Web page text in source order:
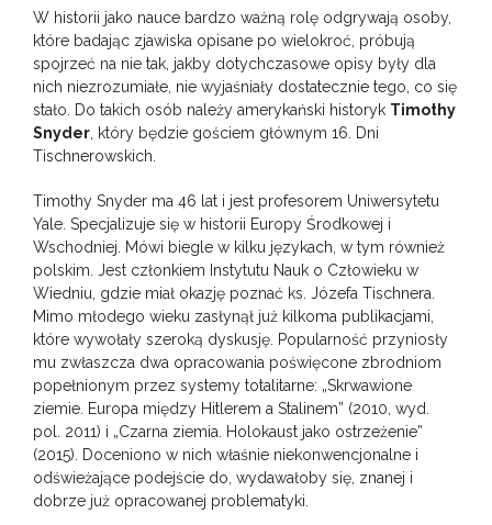
W historii jako nauce bardzo ważną rolę odgrywają osoby,
które badając zjawiska opisane po wielokroć, próbują
spojrzeć na nie tak, jakby dotychczasowe opisy były dla
nich niezrozumiałe, nie wyjaśniały dostatecznie tego, co się
stało. Do takich osób należy amerykański historyk Timothy
Snyder , który będzie gościem głównym 16. Dni
Tischnerowskich.
Timothy Snyder ma 46 lat i jest profesorem Uniwersytetu
Yale. Specjalizuje się w historii Europy Środkowej i
Wschodniej. Mówi biegle w kilku językach, w tym również
polskim. Jest członkiem Instytutu Nauk o Człowieku w
Wiedniu, gdzie miał okazję poznać ks. Józefa Tischnera.
Mimo młodego wieku zasłynął już kilkoma publikacjami,
które wywołały szeroką dyskusję. Popularność przyniosły
mu zwłaszcza dwa opracowania poświęcone zbrodniom
popełnionym przez systemy totalitarne: „Skrwawione
ziemie. Europa między Hitlerem a Stalinem” (2010, wyd.
pol. 2011) i „Czarna ziemia. Holokaust jako ostrzeżenie”
(2015). Doceniono w nich właśnie niekonwencjonalne i
odświeżające podejście do, wydawałoby się, znanej i
dobrze już opracowanej problematyki.